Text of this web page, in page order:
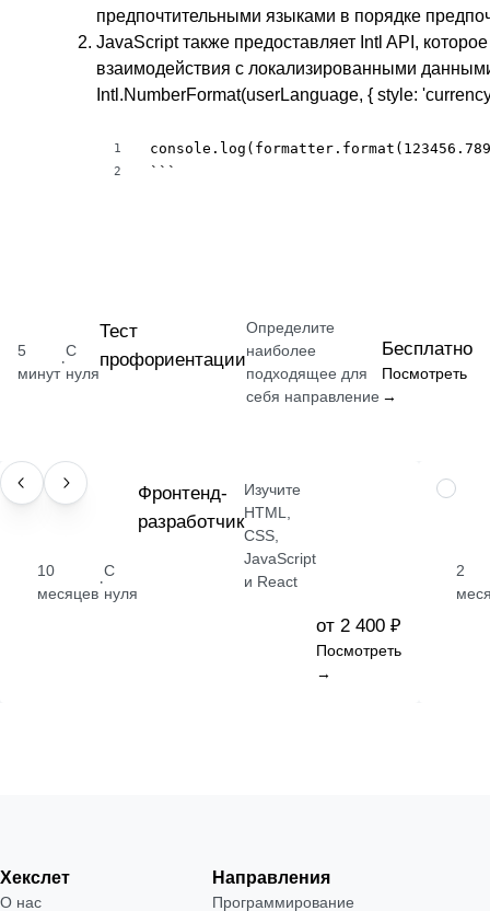
предпочтительными языками в порядке
JavaScript также предоставляет Intl API,
взаимодействия с локализированными
Intl.NumberFormat(userLanguage, { style:
1
2
```
5
минут
·
С
нуля
Тест
профориентации
Определите
наиболее
подходящее для
себя направление
Бесплатно
Посмотреть
→
ПРОФЕССИЯ
10
месяцев
·
С
нуля
Фронтенд-
разработчик
Изучите
HTML,
CSS,
JavaScript
и React
от 2 400 ₽
Посмотреть
→
НАВЫК
2
Хекслет
О нас
Направления
Программирование